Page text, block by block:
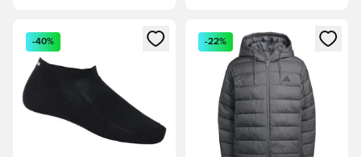
Odpre Modal za prijavo ali vpis kot član
-40%
Odpre Modal za prijavo ali
-22%